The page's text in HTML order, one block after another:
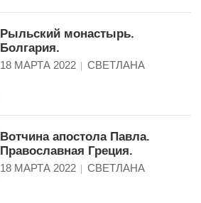
Рыльский монастырь.
Болгария.
18 МАРТА 2022 СВЕТЛАНА
Вотчина апостола Павла.
Православная Греция.
18 МАРТА 2022 СВЕТЛАНА